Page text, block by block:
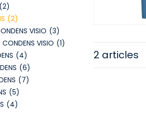
(2)
(2)
VISIO (3)
VISIO (1)
(4)
(6)
(7)
(5)
(4)
2 articles